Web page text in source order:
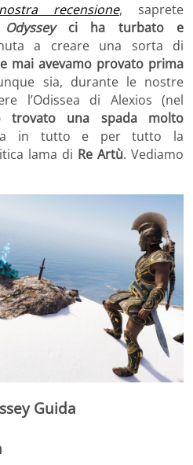
recensione, saprete
ci ha turbato e
a creare una sorta di
mai avevamo provato prima
sia, durante le nostre
l’Odissea di Alexios (nel
trovato una spada molto
in tutto e per tutto la
lama di Re Artù. Vediamo
Guida